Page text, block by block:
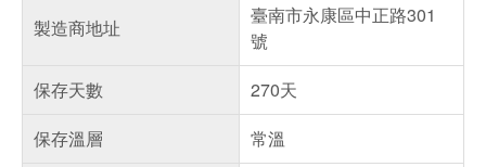
製造商地址
臺南市永康區中正路301
號
保存天數
270天
保存溫層
常溫